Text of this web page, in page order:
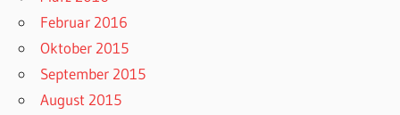
Februar 2016
Oktober 2015
September 2015
August 2015